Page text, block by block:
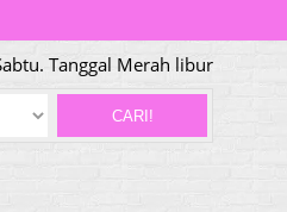
Tanggal Merah libur
CARI!